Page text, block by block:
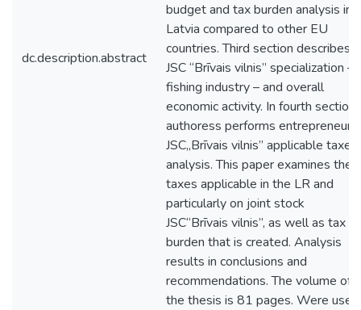
dc.description.abstract
budget and tax burden analysis in
Latvia compared to other EU
countries. Third section describes
JSC “Brīvais vilnis” specialization –
fishing industry – and overall
economic activity. In fourth section
authoress performs entrepreneur
JSC„Brīvais vilnis” applicable taxes
analysis. This paper examines the
taxes applicable in the LR and
particularly on joint stock
JSC“Brīvais vilnis”, as well as tax
burden that is created. Analysis
results in conclusions and
recommendations. The volume of
the thesis is 81 pages. Were used